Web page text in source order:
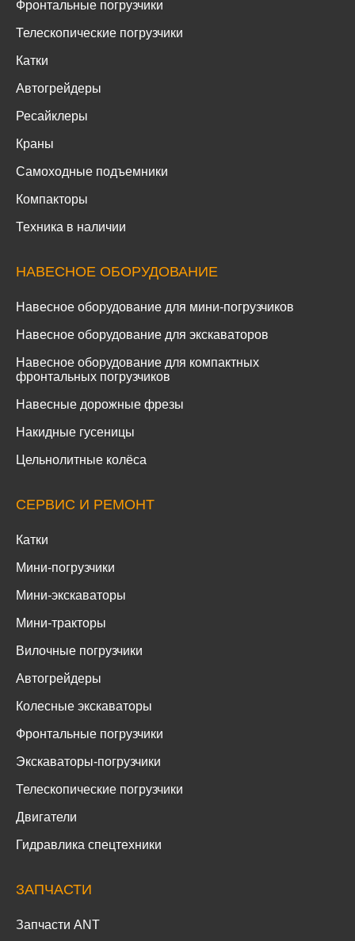
Фронтальные погрузчики
Телескопические погрузчики
Катки
Автогрейдеры
Ресайклеры
Краны
Самоходные подъемники
Компакторы
Техника в наличии
НАВЕСНОЕ ОБОРУДОВАНИЕ
Навесное оборудование для мини-погрузчиков
Навесное оборудование для экскаваторов
Навесное оборудование для компактных
фронтальных погрузчиков
Навесные дорожные фрезы
Накидные гусеницы
Цельнолитные колёса
СЕРВИС И РЕМОНТ
Катки
Мини-погрузчики
Мини-экскаваторы
Мини-тракторы
Вилочные погрузчики
Автогрейдеры
Колесные экскаваторы
Фронтальные погрузчики
Экскаваторы-погрузчики
Телескопические погрузчики
Двигатели
Гидравлика спецтехники
ЗАПЧАСТИ
Запчасти ANT